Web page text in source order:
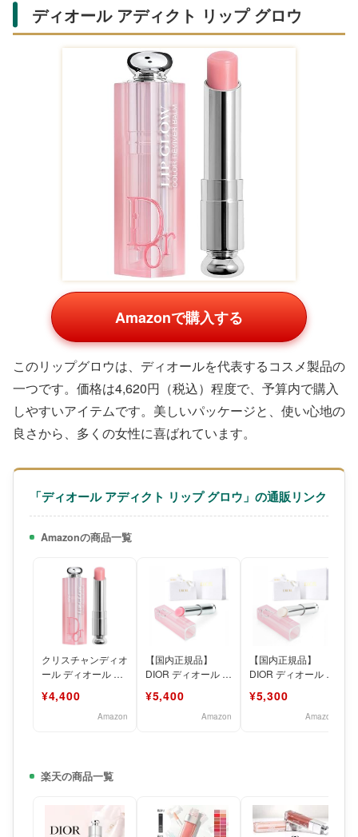
ディオール アディクト リップ グロウ
Amazonで購入する
このリップグロウは、ディオールを代表するコスメ製品の
一つです。価格は4,620円（税込）程度で、予算内で購入
しやすいアイテムです。美しいパッケージと、使い心地の
良さから、多くの女性に喜ばれています。
「ディオール アディクト リップ グロウ」の通販リンク
Amazonの商品一覧
クリスチャンディオ
ール ディオール ア
ロウ #001 [並行
¥4,400
Amazon
【国内正規品】
DIOR ディオール ア
ロウ (#001 ピン
¥5,400
Amazon
【国内正規品】
DIOR ディオール ア
ロウ (#000 ユニ
¥5,300
Amazon
楽天の商品一覧